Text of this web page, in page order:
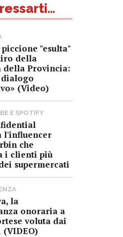
"esulta"
della
della Provincia:
dialogo
(Video)
E SPOTIFY
l'influencer
che
i clienti più
supermercati
la
onoraria a
voluta dai